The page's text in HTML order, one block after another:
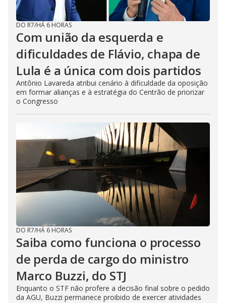
DO R7/HÁ 6 HORAS
Com união da esquerda e
dificuldades de Flávio, chapa de
Lula é a única com dois partidos
Antônio Lavareda atribui cenário à dificuldade da oposição
em formar alianças e à estratégia do Centrão de priorizar
o Congresso
DO R7/HÁ 6 HORAS
Saiba como funciona o processo
de perda de cargo do ministro
Marco Buzzi, do STJ
Enquanto o STF não profere a decisão final sobre o pedido
da AGU, Buzzi permanece proibido de exercer atividades